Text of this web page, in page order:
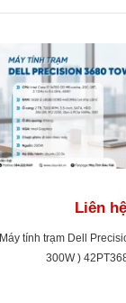
Liên hệ
Máy tính trạm Dell
300W )